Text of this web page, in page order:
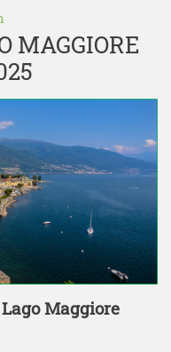
MAGGIORE
Maggiore